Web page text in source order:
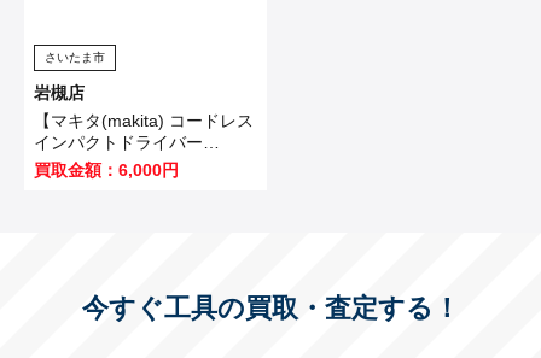
さいたま市
岩槻店
【マキタ(makita) コードレス
インパクトドライバー
TD173DZO】坂戸市のお客
様から買取いたしました！
買取金額：6,000円
今すぐ工具の買取・査定する！